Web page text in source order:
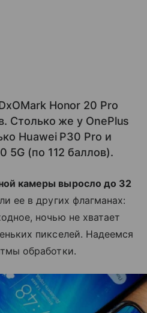
Honor 20 Pro
Столько же у OnePlus
Huawei P30 Pro и
5G (по 112 баллов).
камеры выросло до 32
ее в других флагманах:
ночью не хватает
пикселей. Надеемся
обработки.